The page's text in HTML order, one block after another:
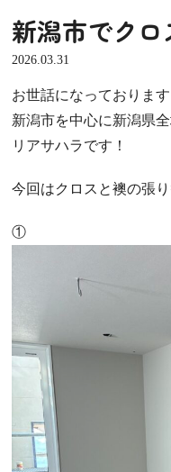
新潟市でク
2026.03.31
お世話になっております
新潟市を中心に新潟県
リアサハラです！
今回はクロスと襖の張
①